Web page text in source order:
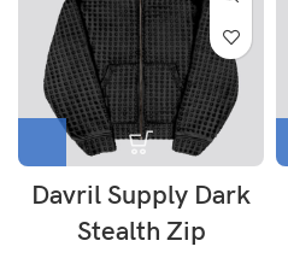
Davril Supply Dark
Stealth Zip